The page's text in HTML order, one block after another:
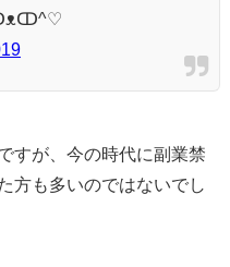
すが、今の時代に副業禁
方も多いのではないでし